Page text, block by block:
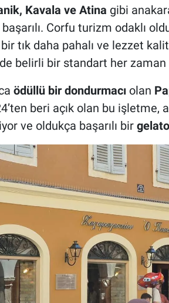
Kavala ve Atina gibi
Corfu turizm odaklı
tık daha pahalı ve lezzet
belirli bir standart her zaman
ödüllü bir dondurmacıolan
beri açık olan bu işletme,
ve oldukça başarılı bir